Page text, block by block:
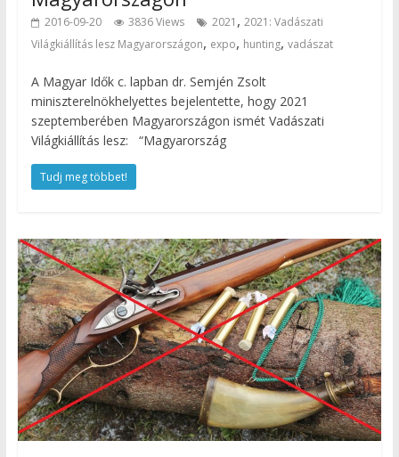
2016-09-20 3836 Views 2021 , 2021: Vadászati
Világkiállítás lesz Magyarországon, expo, hunting, vadászat
A Magyar Idők c. lapban dr. Semjén Zsolt
miniszterelnökhelyettes bejelentette, hogy 2021
szeptemberében Magyarországon ismét Vadászati
Világkiállítás lesz: “Magyarország
Tudj meg többet!